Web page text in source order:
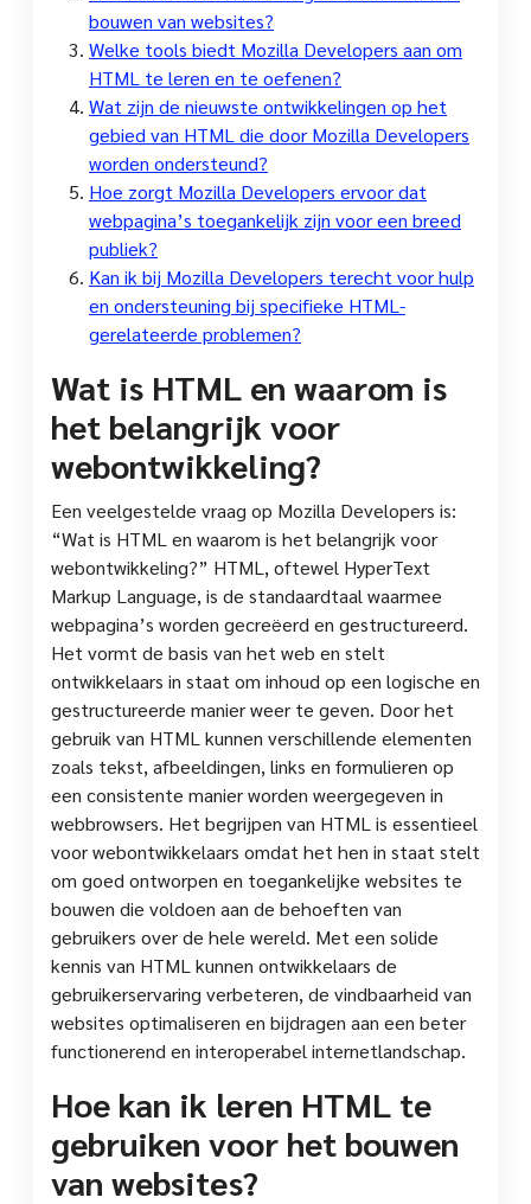
bouwen van websites?
Welke tools biedt Mozilla Developers aan om
HTML te leren en te oefenen?
Wat zijn de nieuwste ontwikkelingen op het
gebied van HTML die door Mozilla Developers
worden ondersteund?
Hoe zorgt Mozilla Developers ervoor dat
webpagina’s toegankelijk zijn voor een breed
publiek?
Kan ik bij Mozilla Developers terecht voor hulp
en ondersteuning bij specifieke HTML-
gerelateerde problemen?
Wat is HTML en waarom is
het belangrijk voor
webontwikkeling?
Een veelgestelde vraag op Mozilla Developers is:
“Wat is HTML en waarom is het belangrijk voor
webontwikkeling?” HTML, oftewel HyperText
Markup Language, is de standaardtaal waarmee
webpagina’s worden gecreëerd en gestructureerd.
Het vormt de basis van het web en stelt
ontwikkelaars in staat om inhoud op een logische en
gestructureerde manier weer te geven. Door het
gebruik van HTML kunnen verschillende elementen
zoals tekst, afbeeldingen, links en formulieren op
een consistente manier worden weergegeven in
webbrowsers. Het begrijpen van HTML is essentieel
voor webontwikkelaars omdat het hen in staat stelt
om goed ontworpen en toegankelijke websites te
bouwen die voldoen aan de behoeften van
gebruikers over de hele wereld. Met een solide
kennis van HTML kunnen ontwikkelaars de
gebruikerservaring verbeteren, de vindbaarheid van
websites optimaliseren en bijdragen aan een beter
functionerend en interoperabel internetlandschap.
Hoe kan ik leren HTML te
gebruiken voor het bouwen
van websites?